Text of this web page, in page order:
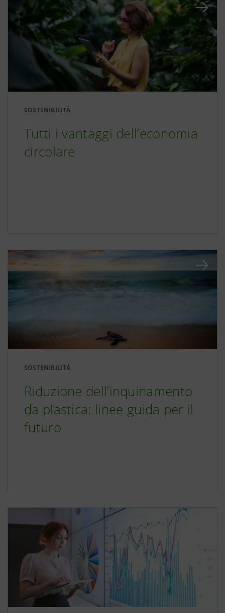
SOSTENIBILITÀ
Tutti i vantaggi dell’economia
circolare
SOSTENIBILITÀ
Riduzione dell’inquinamento
da plastica: linee guida per il
futuro